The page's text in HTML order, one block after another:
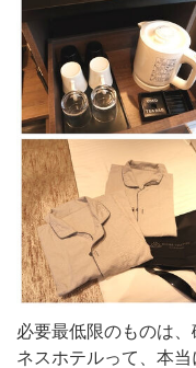
必要最低限のものは
ネスホテルって、本